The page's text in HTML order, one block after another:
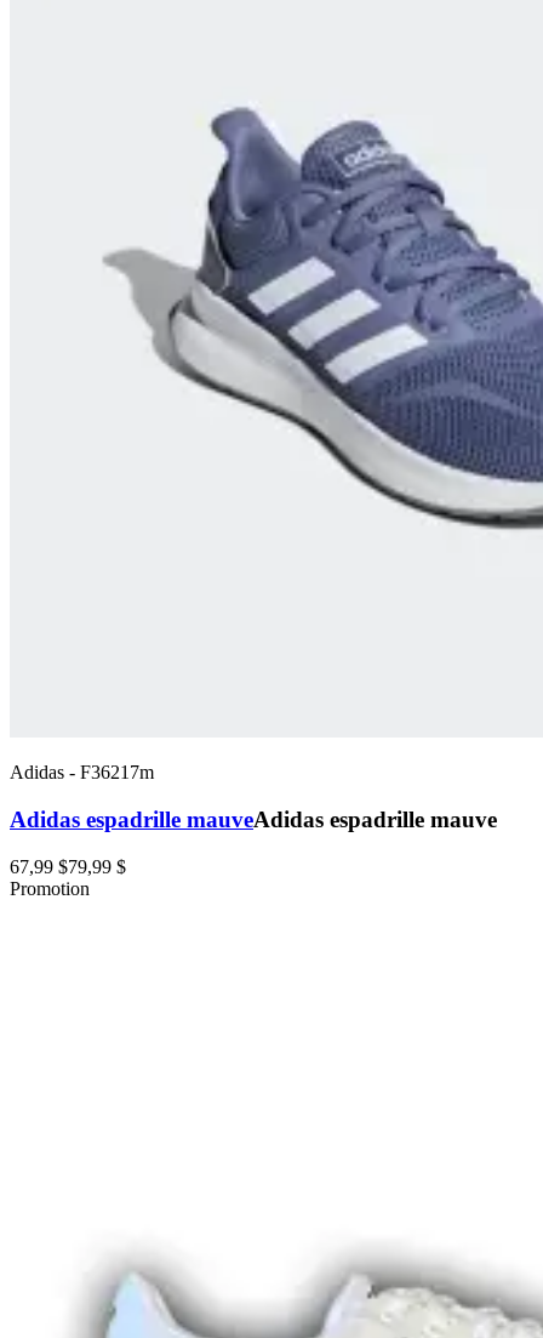
Adidas - F36217m
Adidas espadrille mauveAdidas espadrille mauve
67,99 $79,99 $
Promotion